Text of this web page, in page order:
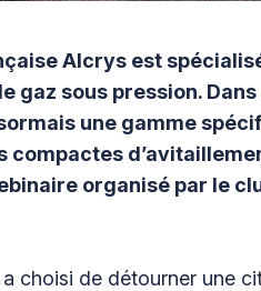
Alcrys est
gaz sous pression.
une gamme
compactes
organisé par le
choisi de détourner une